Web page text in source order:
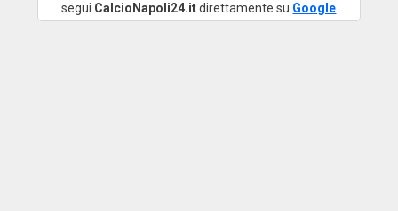
segui CalcioNapoli24.itdirettamente su Google